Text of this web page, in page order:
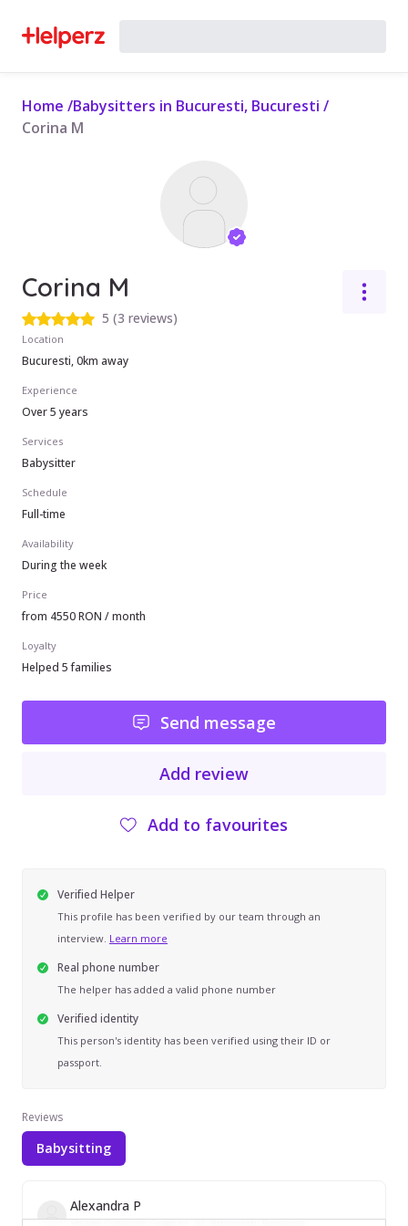
Home /Babysitters in Bucuresti, Bucuresti /
Corina M
Corina M
5 (3 reviews)
Location
Bucuresti, 0km away
Experience
Over 5 years
Services
Babysitter
Schedule
Full-time
Availability
During the week
Price
from 4550 RON / month
Loyalty
Helped 5 families
Send message
Add review
Add to favourites
Verified Helper
This profile has been verified by our team through an
interview. Learn more
Real phone number
The helper has added a valid phone number
Verified identity
This person's identity has been verified using their ID or
passport.
Reviews
Babysitting
Alexandra P
Strada Octavian Goga nr. 22, Bucuresti, Romania